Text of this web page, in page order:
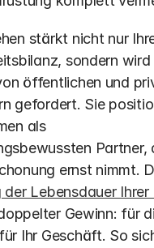
stärkt nicht nur
sondern wird
öffentlichen und
gefordert. Sie
als
Partner,
der Lebensdauer
Gewinn: für
Ihr Geschäft. So